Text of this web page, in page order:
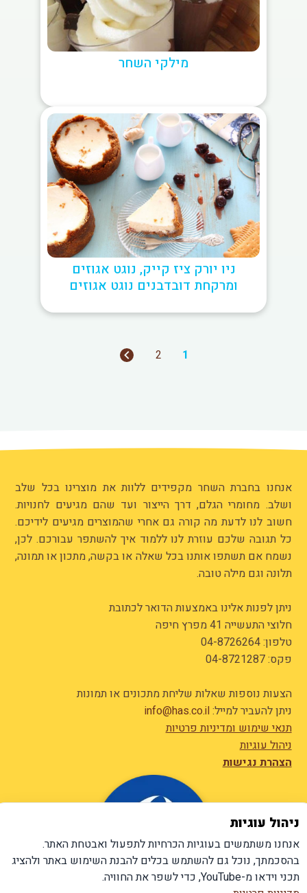
ניהול עוגיות
אנחנו משתמשים בעוגיות הכרחיות לתפעול ואבטחת האתר.
בהסכמתך, נוכל גם להשתמש בכלים להבנת השימוש באתר ולהציג
תכני וידאו מ-YouTube, כדי לשפר את החוויה.
מילקי השחר
ניו יורק ציז קייק, נוגט אגוזים
ומרקחת דובדבנים נוגט אגוזים
1
2
אנחנו בחברת השחר מקפידים ללוות את מוצרינו בכל שלב
ושלב. מחומרי הגלם, דרך הייצור ועד שהם מגיעים לחנויות.
חשוב לנו לדעת מה קורה גם אחרי שהמוצרים מגיעים לידיכם.
כל תגובה שלכם עוזרת לנו ללמוד איך להשתפר עבורכם. לכן,
נשמח אם תשתפו אותנו בכל שאלה או בקשה, מתכון או תמונה,
תלונה וגם מילה טובה.
ניתן לפנות אלינו באמצעות הדואר לכתובת
חלוצי התעשייה 41 מפרץ חיפה
טלפון:04-8726264
פקס: 04-8721287
הצעות נוספות שאלות שליחת מתכונים או תמונות
ניתן להעביר למייל:info@has.co.il
תנאי שימוש ומדיניות פרטיות
ניהול עוגיות
הצהרת נגישות